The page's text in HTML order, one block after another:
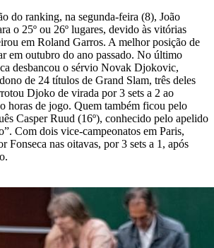
do ranking, na segunda-feira (8), João
o 25º ou 26º lugares, devido às vitórias
em Roland Garros. A melhor posição de
em outubro do ano passado. No último
desbancou o sérvio Novak Djokovic,
de 24 títulos de Grand Slam, três deles
Djoko de virada por 3 sets a 2 ao
horas de jogo. Quem também ficou pelo
Casper Ruud (16º), conhecido pelo apelido
Com dois vice-campeonatos em Paris,
Fonseca nas oitavas, por 3 sets a 1, após